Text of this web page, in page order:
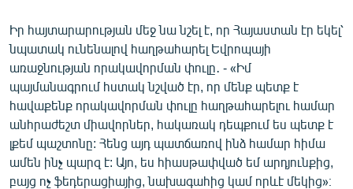
English
Русский
ՀԵՏԵՎԵՔ ՄԵԶ
Իր հայտարարության մեջ նա նշել է, որ Հայաստան էր եկել՝
նպատակ ունենալով հաղթահարել Եվրոպայի
առաջնության որակավորման փուլը․ - «Իմ
պայմանագրում հստակ նշված էր, որ մենք պետք է
հավաքենք որակավորման փուլը հաղթահարելու համար
անհրաժեշտ միավորներ, հակառակ դեպքում ես պետք է
լքեմ պաշտոնը: Հենց այդ պատճառով ինձ համար հիմա
ամեն ինչ պարզ է: Այո, ես հիասթափված եմ արդյունքից,
բայց ոչ ֆեդերացիայից, նախագահից կամ որևէ մեկից»։